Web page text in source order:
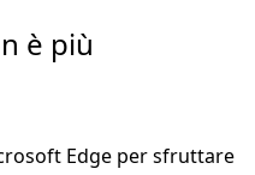
è più
Edge per sfruttare